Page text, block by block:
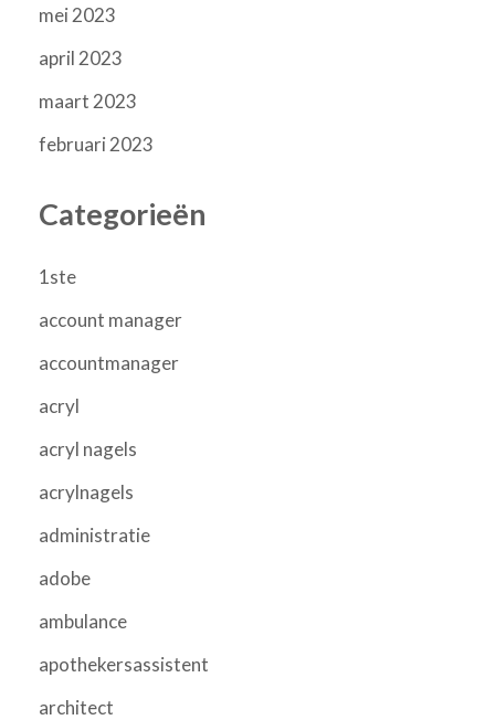
mei 2023
april 2023
maart 2023
februari 2023
Categorieën
1ste
account manager
accountmanager
acryl
acryl nagels
acrylnagels
administratie
adobe
ambulance
apothekersassistent
architect